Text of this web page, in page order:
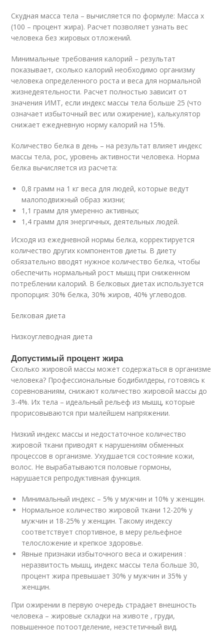
Скудная масса тела – вычисляется по формуле: Масса х
(100 – процент жира). Расчет позволяет узнать вес
человека без жировых отложений.
Минимальные требования калорий – результат
показывает, сколько калорий необходимо организму
человека определенного роста и веса для нормальной
жизнедеятельности. Расчет полностью зависит от
значения ИМТ, если индекс массы тела больше 25 (что
означает избыточный вес или ожирение), калькулятор
снижает ежедневную норму калорий на 15%.
Количество белка в день – на результат влияет индекс
массы тела, рос, уровень активности человека. Норма
белка вычисляется из расчета:
0,8 грамм на 1 кг веса для людей, которые ведут
малоподвижный образ жизни;
1,1 грамм для умеренно активных;
1,4 грамм для энергичных, деятельных людей.
Исходя из ежедневной нормы белка, корректируется
количество других компонентов диеты. В диету
обязательно вводят нужное количество белка, чтобы
обеспечить нормальный рост мышц при сниженном
потреблении калорий. В белковых диетах используется
пропорция: 30% белка, 30% жиров, 40% углеводов.
Белковая диета
Низкоуглеводная диета
Допустимый процент жира
Сколько жировой массы может содержаться в организме
человека? Профессиональные бодибилдеры, готовясь к
соревнованиям, снижают количество жировой массы до
3-4%. Их тела – идеальный рельеф из мышц, которые
прорисовываются при малейшем напряжении.
Низкий индекс массы и недостаточное количество
жировой ткани приводят к нарушениям обменных
процессов в организме. Ухудшается состояние кожи,
волос. Не вырабатываются половые гормоны,
нарушается репродуктивная функция.
Минимальный индекс – 5% у мужчин и 10% у женщин.
Нормальное количество жировой ткани 12-20% у
мужчин и 18-25% у женщин. Такому индексу
соответствует спортивное, в меру рельефное
телосложение и крепкое здоровье.
Явные признаки избыточного веса и ожирения :
неразвитость мышц, индекс массы тела больше 30,
процент жира превышает 30% у мужчин и 35% у
женщин.
При ожирении в первую очередь страдает внешность
человека – жировые складки на животе , груди,
повышенное потоотделение, неэстетичный вид.